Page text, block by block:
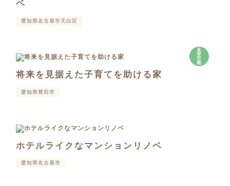
ベ
愛知県名古屋市天白区
見
学
可
能
将来を見据えた子育てを助ける家
愛知県豊田市
ホテルライクなマンションリノベ
愛知県名古屋市